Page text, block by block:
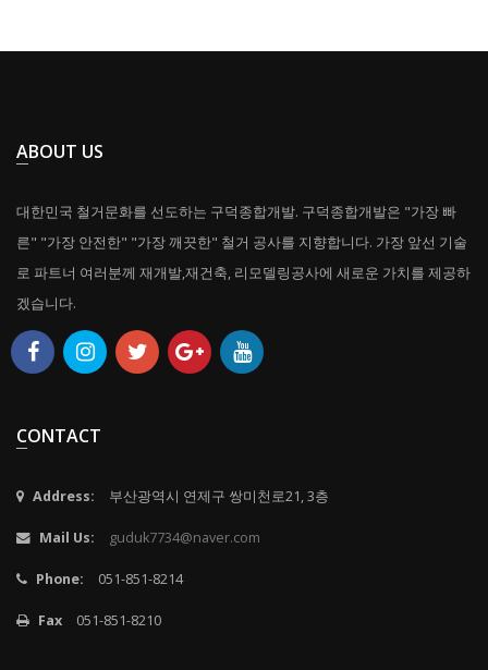
ABOUT US
대한민국 철거문화를 선도하는 구덕종합개발. 구덕종합개발은 "가장 빠
른" "가장 안전한" "가장 깨끗한" 철거 공사를 지향합니다. 가장 앞선 기술
로 파트너 여러분께 재개발,재건축, 리모델링공사에 새로운 가치를 제공하
겠습니다.
CONTACT
Address: 부산광역시 연제구 쌍미천로21, 3층
Mail Us: guduk7734@naver.com
Phone: 051-851-8214
Fax 051-851-8210